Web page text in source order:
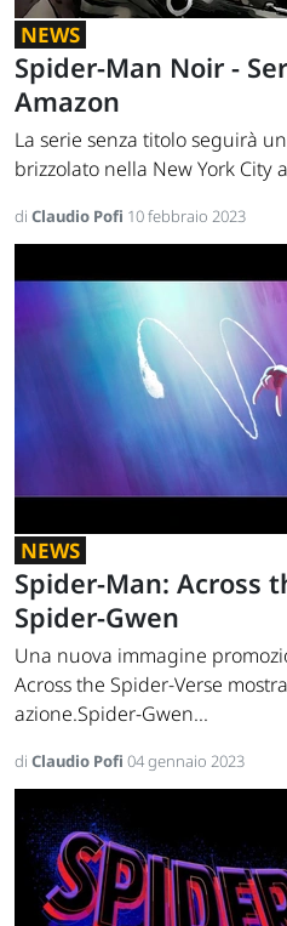
NEWS
Spider-Man Noir -
Amazon
La serie senza titolo seguirà
brizzolato nella New York City
di Claudio Pofi 10 febbraio 2023
NEWS
Spider-Man: Across
Spider-Gwen
Una nuova immagine
Across the Spider-Verse
azione.Spider-Gwen...
di Claudio Pofi 04 gennaio 2023